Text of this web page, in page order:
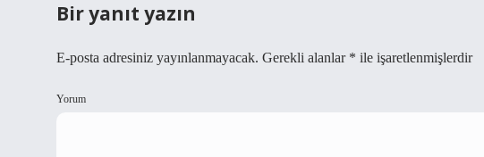
Bir yanıt yazın
E-posta adresiniz yayınlanmayacak. Gerekli alanlar * ile işaretlenmişlerdir
Yorum